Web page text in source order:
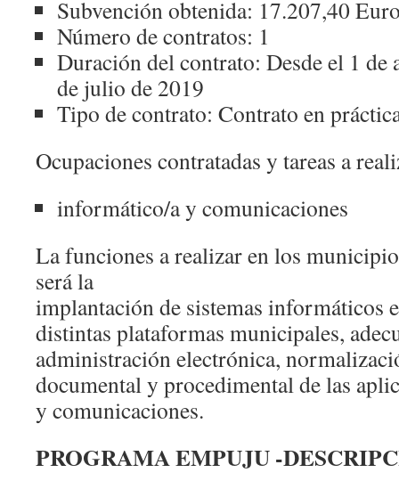
Subvención obtenida: 17.207,40
Número de contratos: 1
Duración del contrato: Desde el 1 de
de julio de 2019
Tipo de contrato: Contrato en
Ocupaciones contratadas y tareas a
informático/a y comunicaciones
La funciones a realizar en los
será la
implantación de sistemas informáticos
distintas plataformas municipales,
administración electrónica,
documental y procedimental de las
y comunicaciones.
PROGRAMA EMPUJU -